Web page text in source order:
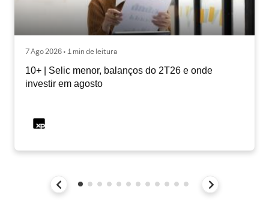
7 Ago 2026 • 1 min de leitura
10+ | Selic menor, balanços do 2T26 e onde
investir em agosto